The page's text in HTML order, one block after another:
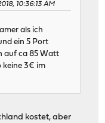
10:36:13 AM
als ich
ein 5 Port
auf ca 85 Watt
keine 3€ im
kostet, aber